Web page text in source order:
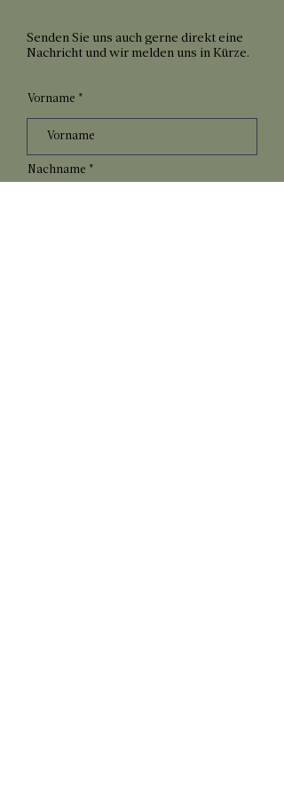
Senden Sie uns auch gerne direkt eine
Nachricht und wir melden uns in Kürze.
Vorname
Nachname